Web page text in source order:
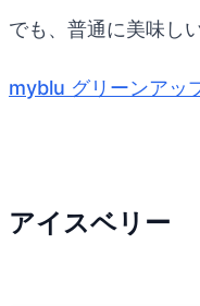
でも、普通に美味し
myblu グリーンアッ
アイスベリー